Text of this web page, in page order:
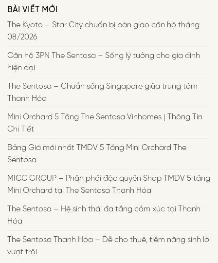
BÀI VIẾT MỚI
The Kyoto – Star City chuẩn bị bàn giao căn hộ tháng
08/2026
Căn hộ 3PN The Sentosa – Sống lý tưởng cho gia đình
hiện đại
The Sentosa – Chuẩn sống Singapore giữa trung tâm
Thanh Hóa
Mini Orchard 5 Tầng The Sentosa Vinhomes | Thông Tin
Chi Tiết
Bảng Giá mới nhất TMDV 5 Tầng Mini Orchard The
Sentosa
MICC GROUP – Phân phối độc quyền Shop TMDV 5 tầng
Mini Orchard tại The Sentosa Thanh Hóa
The Sentosa – Hệ sinh thái đa tầng cảm xúc tại Thanh
Hóa
The Sentosa Thanh Hóa – Dễ cho thuê, tiềm năng sinh lời
vượt trội